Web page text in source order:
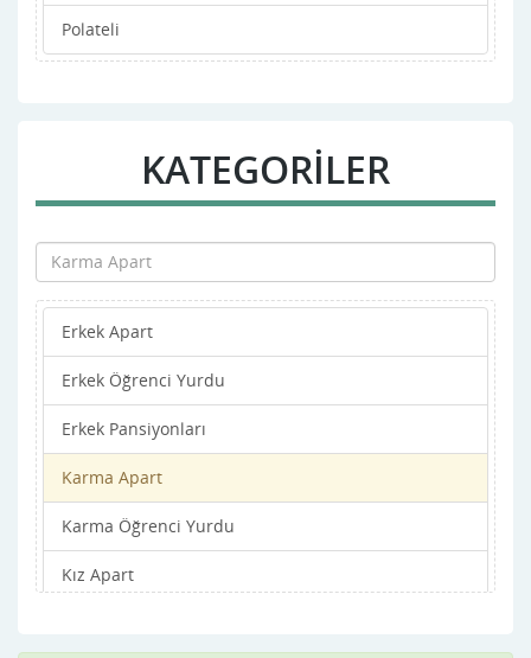
Polateli
KATEGORİLER
Erkek Apart
Erkek Öğrenci Yurdu
Erkek Pansiyonları
Karma Apart
Karma Öğrenci Yurdu
Kız Apart